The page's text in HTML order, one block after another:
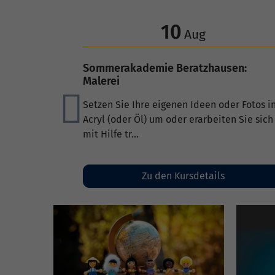
14 Aug
Latino Dance Style
Energie lateinamerikanischer Tänze zu
erleben, allein oder als ...
Zu den Kursdetails
Zurück